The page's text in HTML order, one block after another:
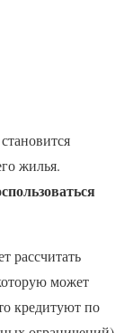
жилья.
рассчитать
может
кредитуют по